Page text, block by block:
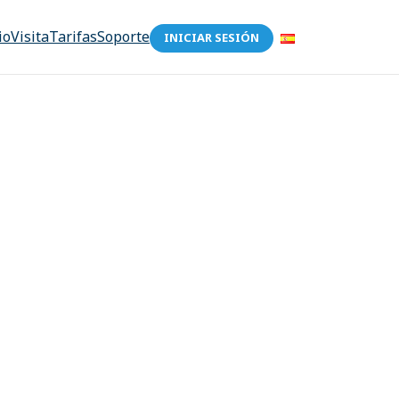
VisitaTarifasSoporte INICIAR SESIÓN